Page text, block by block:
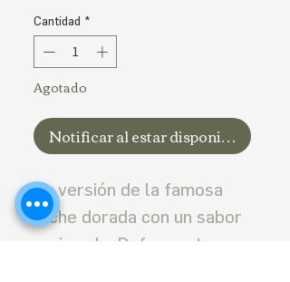
Cantidad *
Agotado
Notificar al estar disponible
La versión de la famosa
leche dorada con un sabor
mejorado. Refuerza tu